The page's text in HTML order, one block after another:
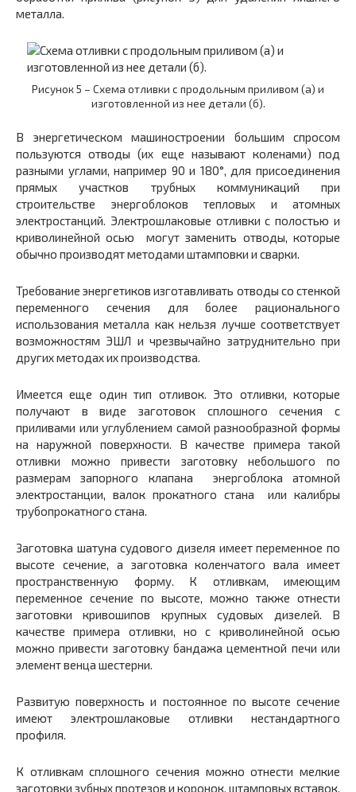
металла.
Рисунок 5 – Схема отливки с продольным приливом (а) и
изготовленной из нее детали (б).
В энергетическом машиностроении большим спросом
пользуются отводы (их еще называют коленами) под
разными углами, например 90 и 180°, для присоединения
прямых участков трубных коммуникаций при
строительстве энергоблоков тепловых и атомных
электростанций. Электрошлаковые отливки с полостью и
криволинейной осью могут заменить отводы, которые
обычно производят методами штамповки и сварки.
Требование энергетиков изготавливать отводы со стенкой
переменного сечения для более рационального
использования металла как нельзя лучше соответствует
возможностям ЭШЛ и чрезвычайно затруднительно при
других методах их производства.
Имеется еще один тип отливок. Это отливки, которые
получают в виде заготовок сплошного сечения с
приливами или углублением самой разнообразной формы
на наружной поверхности. В качестве примера такой
отливки можно привести заготовку небольшого по
размерам запорного клапана энергоблока атомной
электростанции, валок прокатного стана или калибры
трубопрокатного стана.
Заготовка шатуна судового дизеля имеет переменное по
высоте сечение, а заготовка коленчатого вала имеет
пространственную форму. К отливкам, имеющим
переменное сечение по высоте, можно также отнести
заготовки кривошипов крупных судовых дизелей. В
качестве примера отливки, но с криволинейной осью
можно привести заготовку бандажа цементной печи или
элемент венца шестерни.
Развитую поверхность и постоянное по высоте сечение
имеют электрошлаковые отливки нестандартного
профиля.
К отливкам сплошного сечения можно отнести мелкие
заготовки зубных протезов и коронок, штамповых вставок,